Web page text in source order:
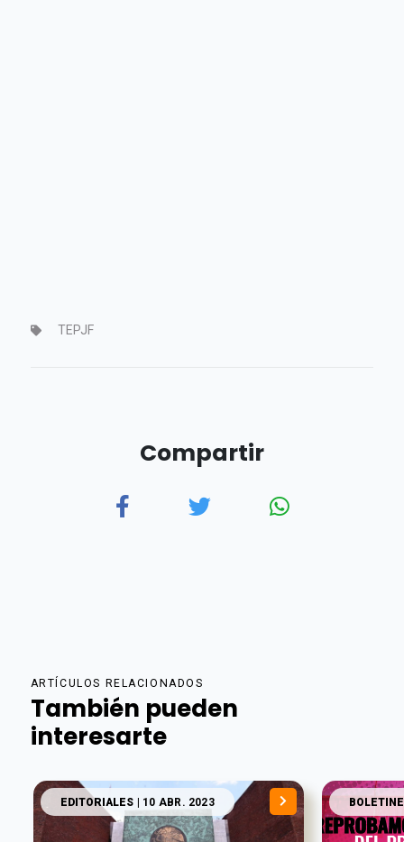
TEPJF
Compartir
ARTÍCULOS RELACIONADOS
También pueden
interesarte
EDITORIALES | 10 ABR. 2023